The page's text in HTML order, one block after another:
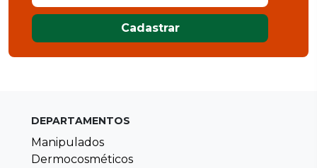
Cadastrar
DEPARTAMENTOS
Manipulados
Dermocosméticos